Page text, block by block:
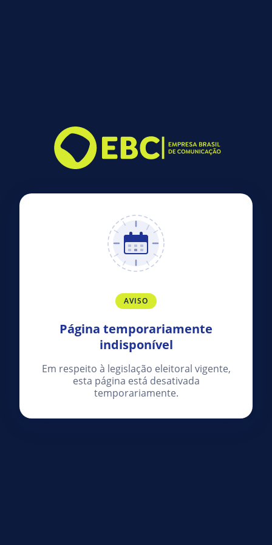
AVISO
Página temporariamente
indisponível
Em respeito à legislação eleitoral vigente,
esta página está desativada
temporariamente.